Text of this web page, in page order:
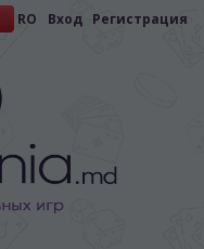
RO Вход Регистрация